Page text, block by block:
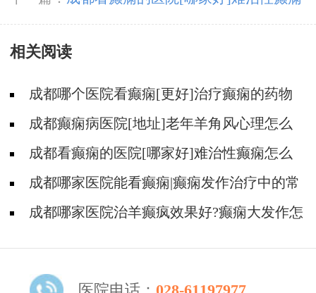
怎么治疗呢?
相关阅读
成都哪个医院看癫痫[更好]治疗癫痫的药物
不良反应是什么?
成都癫痫病医院[地址]老年羊角风心理怎么
调整?成都看癫痫的医院[哪家好]难治性癫痫怎么
治疗呢?
成都哪家医院能看癫痫|癫痫发作治疗中的常
见问题。
成都哪家医院治羊癫疯效果好?癫痫大发作怎